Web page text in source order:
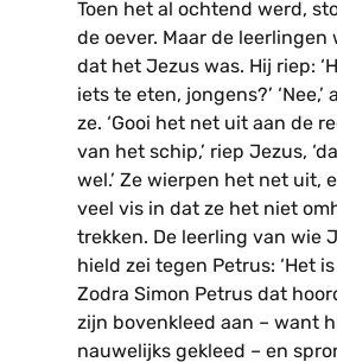
Toen het al ochtend werd,
de oever. Maar de leerlingen
dat het Jezus was. Hij riep:
iets te eten, jongens?’
ze. ‘Gooi het net uit aan de
van het schip,’ riep Jezus,
wel.’ Ze wierpen het net uit,
veel vis in dat ze het niet
trekken. De leerling van wie
hield zei tegen Petrus: ‘Het is
Zodra Simon Petrus dat
zijn bovenkleed aan – want
nauwelijks gekleed – en